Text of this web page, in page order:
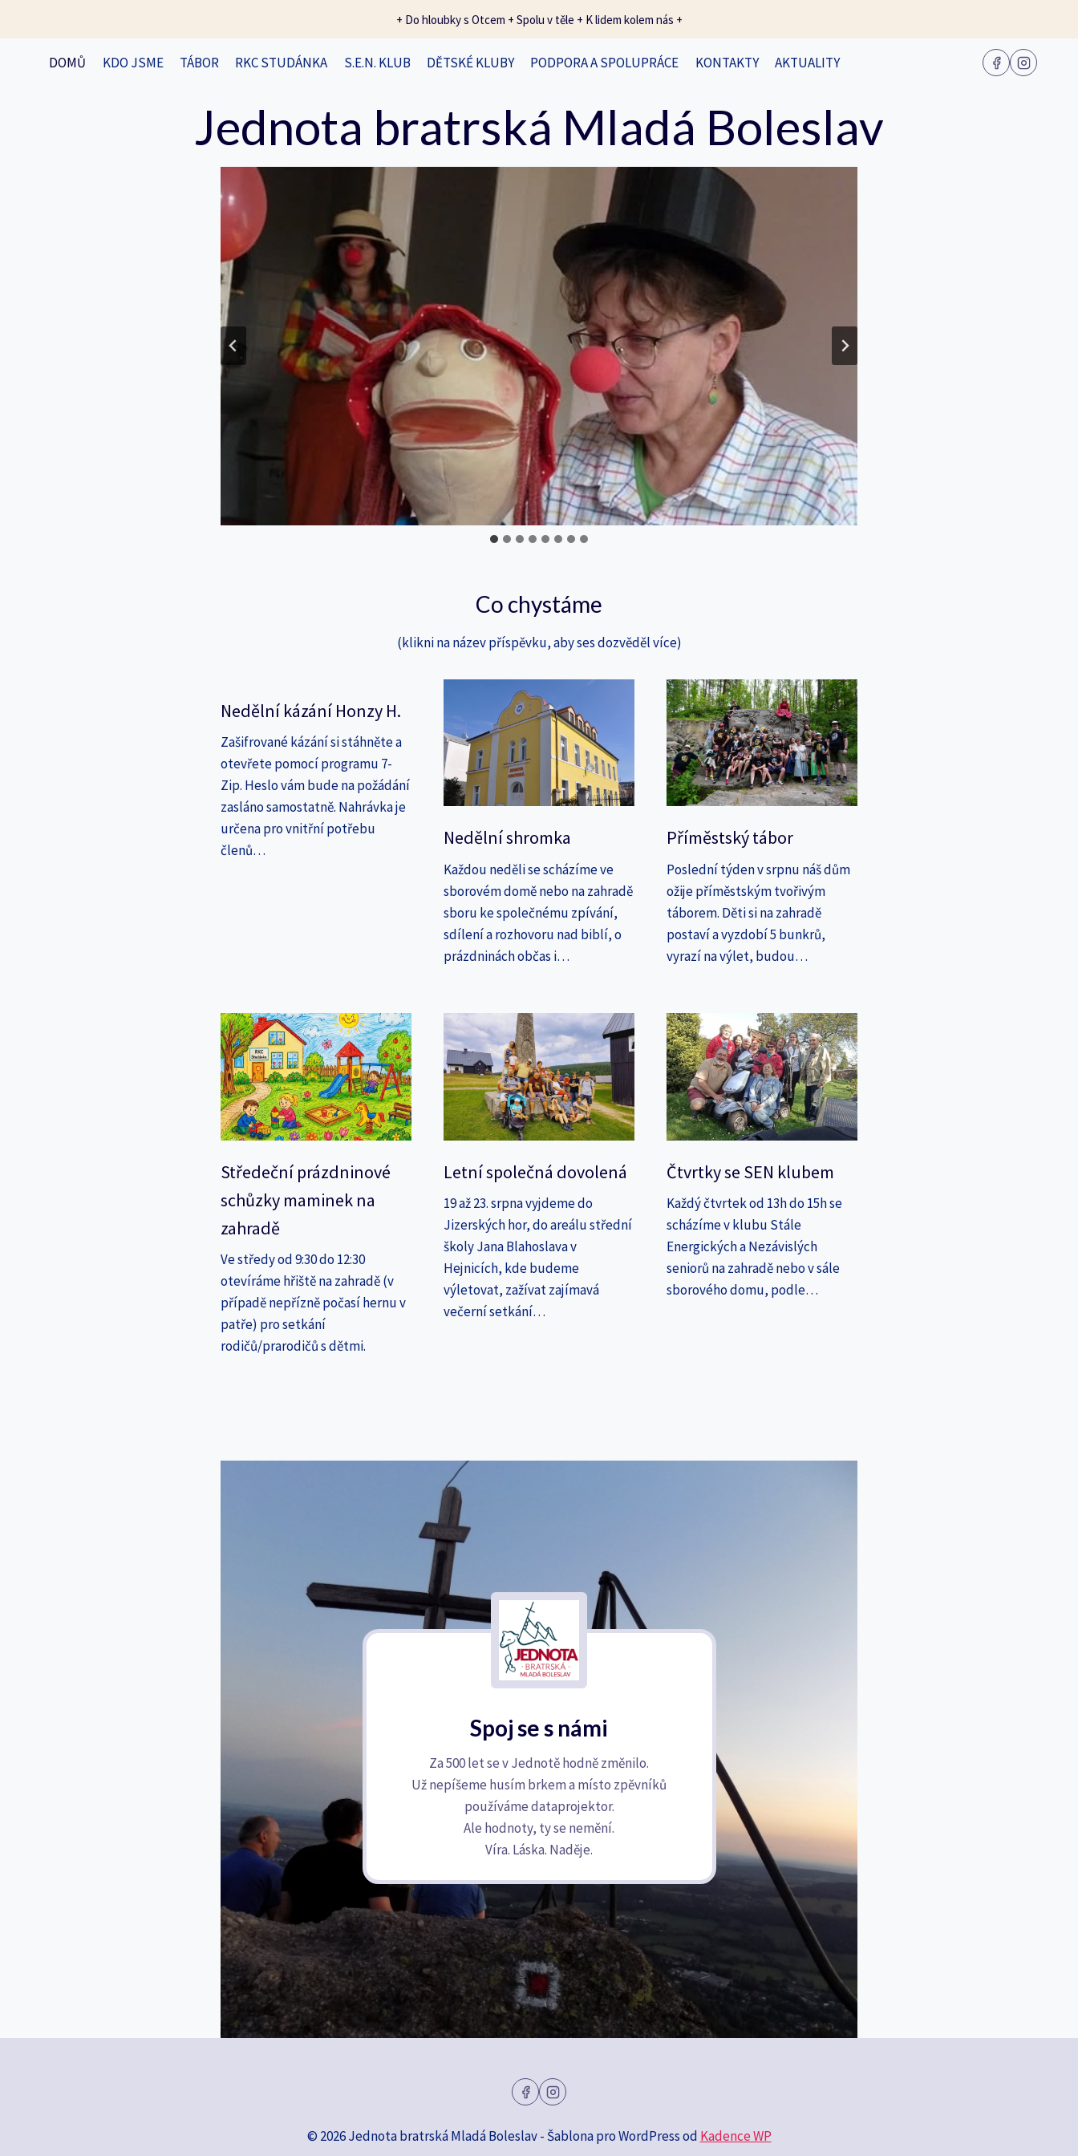
+ Do hloubky s Otcem + Spolu v těle + K lidem kolem nás +
DOMŮ KDO JSME TÁBOR RKC STUDÁNKA S.E.N. KLUB DĚTSKÉ KLUBY PODPORA A SPOLUPRÁCE KONTAKTY AKTUALITY
Jednota bratrská Mladá Boleslav
Co chystáme
(klikni na název příspěvku, aby ses dozvěděl více)
Nedělní kázání Honzy H.
Zašifrované kázání si stáhněte a
otevřete pomocí programu 7-
Zip. Heslo vám bude na požádání
zasláno samostatně. Nahrávka je
určena pro vnitřní potřebu
členů…
Nedělní shromka
Každou neděli se scházíme ve
sborovém domě nebo na zahradě
sboru ke společnému zpívání,
sdílení a rozhovoru nad biblí, o
prázdninách občas i…
Příměstský tábor
Poslední týden v srpnu náš dům
ožije příměstským tvořivým
táborem. Děti si na zahradě
postaví a vyzdobí 5 bunkrů,
vyrazí na výlet, budou…
Středeční prázdninové
schůzky maminek na
zahradě
Ve středy od 9:30 do 12:30
otevíráme hřiště na zahradě (v
případě nepřízně počasí hernu v
patře) pro setkání
rodičů/prarodičů s dětmi.
Letní společná dovolená
19 až 23. srpna vyjdeme do
Jizerských hor, do areálu střední
školy Jana Blahoslava v
Hejnicích, kde budeme
výletovat, zažívat zajímavá
večerní setkání…
Čtvrtky se SEN klubem
Každý čtvrtek od 13h do 15h se
scházíme v klubu Stále
Energických a Nezávislých
seniorů na zahradě nebo v sále
sborového domu, podle…
Spoj se s námi
Za 500 let se v Jednotě hodně změnilo.
Už nepíšeme husím brkem a místo zpěvníků
používáme dataprojektor.
Ale hodnoty, ty se nemění.
Víra. Láska. Naděje.
© 2026 Jednota bratrská Mladá Boleslav - Šablona pro WordPress od Kadence WP